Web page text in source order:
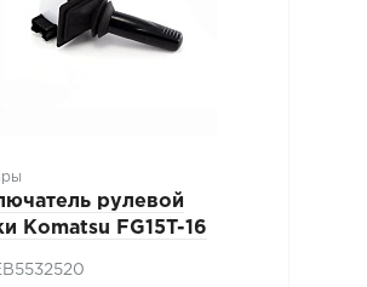
рулевой
Komatsu FG15T-16